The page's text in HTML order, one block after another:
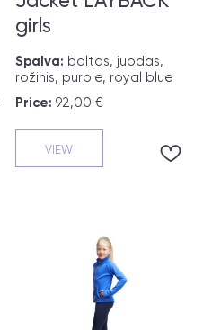
girls
Spalva: baltas, juodas,
rožinis, purple, royal blue
Price: 92,00 €
VIEW